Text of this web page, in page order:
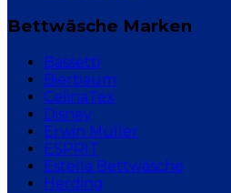
Bettwäsche Marken
Bassetti
Bierbaum
CelinaTex
Disney
Erwin Müller
ESPRIT
Estella Bettwäsche
Herding